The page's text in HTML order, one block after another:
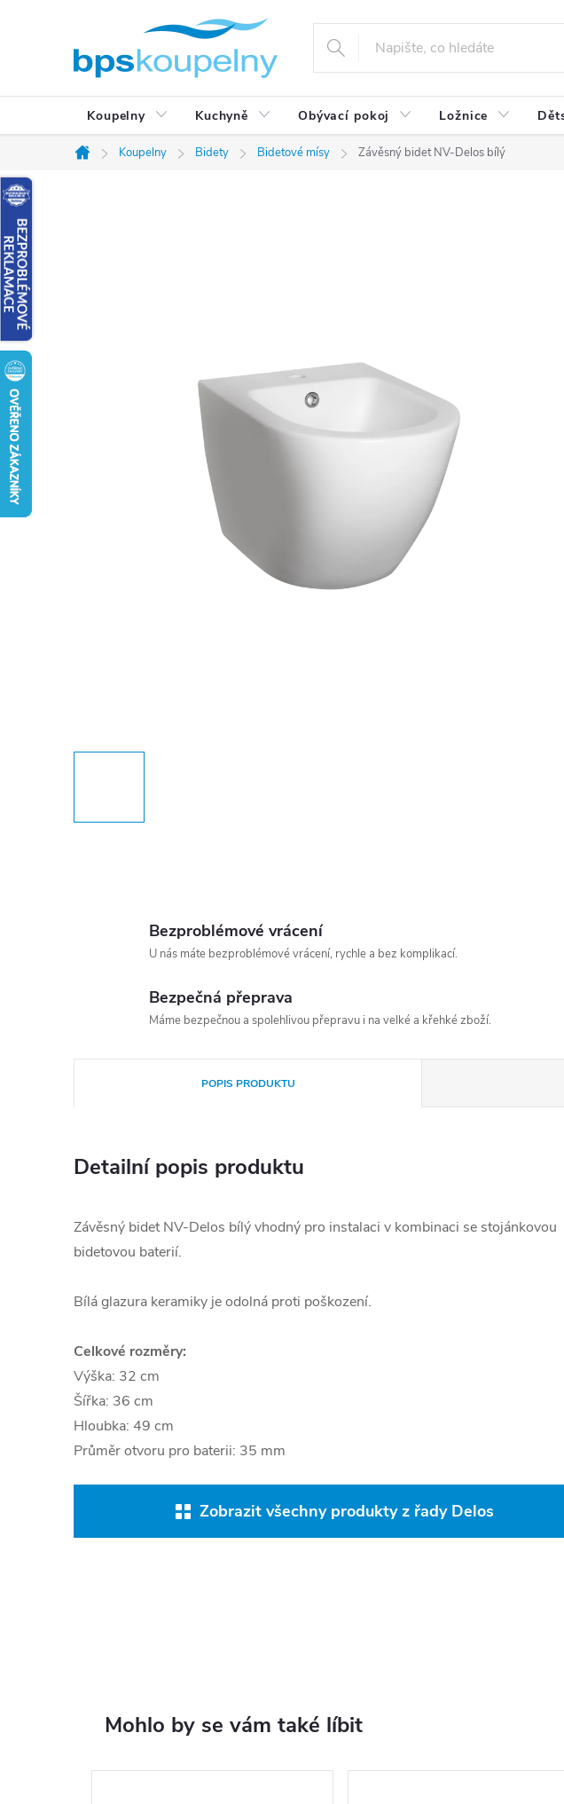
Koupelny Kuchyně Obývací pokoj Ložnice
Domů
Koupelny Bidety Bidetové mísy Závěsný bidet NV-Delos bílý
Bezproblémové vrácení
U nás máte bezproblémové vrácení, rychle a bez komplikací.
Bezpečná přeprava
Máme bezpečnou a spolehlivou přepravu i na velké a křehké zboží.
POPIS PRODUKTU
Detailní popis produktu
Závěsný bidet NV-Delos bílý vhodný pro instalaci v kombinaci se stojánkovou
bidetovou baterií.
Bílá glazura keramiky je odolná proti poškození.
Celkové rozměry:
Výška: 32 cm
Šířka: 36 cm
Hloubka: 49 cm
Průměr otvoru pro baterii: 35 mm
Zobrazit všechny produkty z řady Delos
Mohlo by se vám také líbit